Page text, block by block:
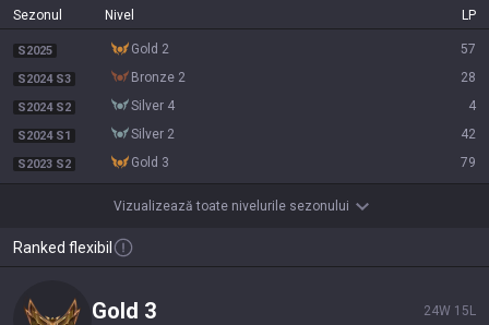
Sezonul Nivel LP
S2025 gold 2 57
S2024 S3 bronze 2 28
S2024 S2 silver 4 4
S2024 S1 silver 2 42
S2023 S2 gold 3 79
Vizualizează toate nivelurile sezonului
Ranked flexibil
gold 3 24W 15 L